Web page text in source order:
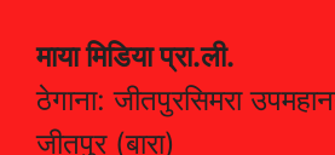
माया मिडिया प्रा.ली.
ठेगाना: जीतपुरसिमरा
जीतपुर (बारा)